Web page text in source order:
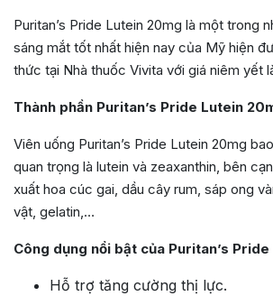
Puritan’s Pride Lutein 20mg là một trong
sáng mắt tốt nhất hiện nay của Mỹ hiện
thức tại Nhà thuốc Vivita với giá niêm yết
Thành phần Puritan’s Pride Lutein
Viên uống Puritan’s Pride Lutein 20mg
quan trọng là lutein và zeaxanthin, bên
xuất hoa cúc gai, dầu cây rum, sáp ong
vật, gelatin,…
Công dụng nổi bật của Puritan’s
Hỗ trợ tăng cường thị lực.